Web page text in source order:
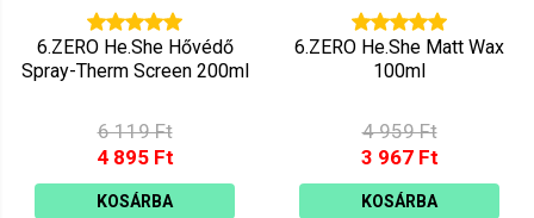
6.ZERO He.She Hővédő
Spray-Therm Screen 200ml
6 119 Ft
4 895 Ft
KOSÁRBA
6.ZERO He.She Matt Wax
100ml
4 959 Ft
3 967 Ft
KOSÁRBA